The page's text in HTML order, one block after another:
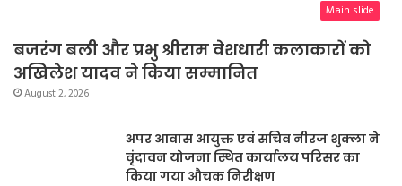
Main slide
बजरंग बली और प्रभु श्रीराम वेशधारी कलाकारों को
अखिलेश यादव ने किया सम्मानित
August 2, 2026
अपर आवास आयुक्त एवं सचिव नीरज शुक्ला ने
वृंदावन योजना स्थित कार्यालय परिसर का
किया गया औचक निरीक्षण